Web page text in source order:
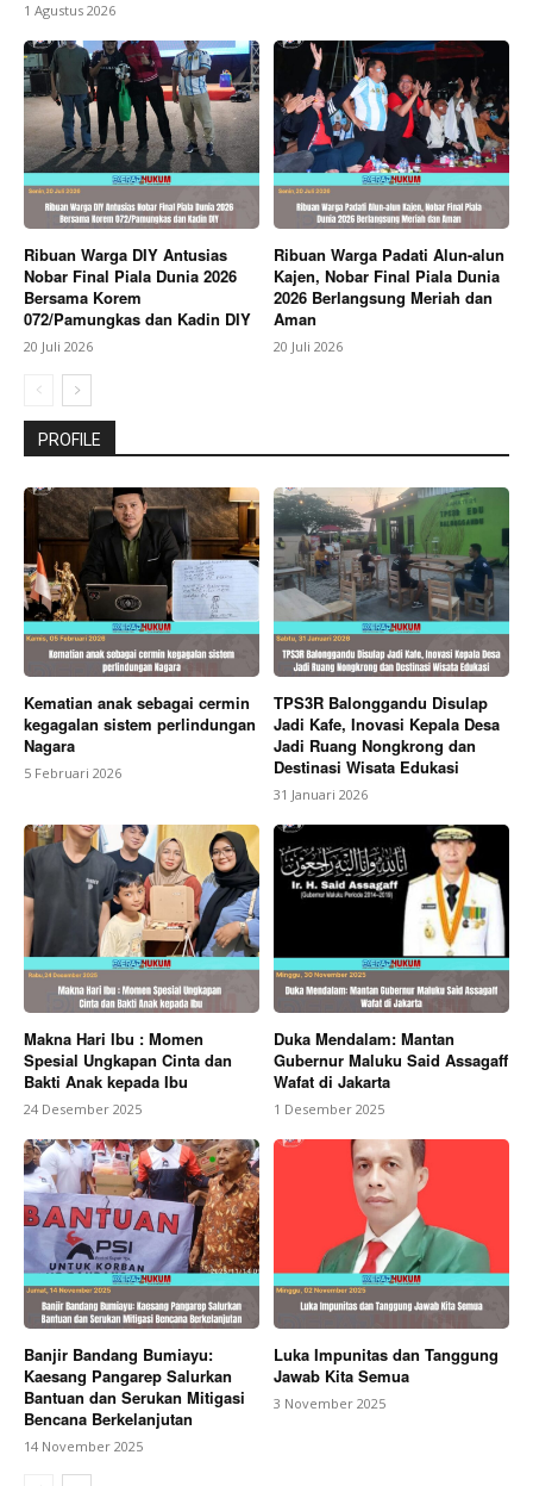
1 Agustus 2026
Ribuan Warga DIY Antusias
Nobar Final Piala Dunia 2026
Bersama Korem
072/Pamungkas dan Kadin DIY
20 Juli 2026
Ribuan Warga Padati Alun-alun
Kajen, Nobar Final Piala Dunia
2026 Berlangsung Meriah dan
Aman
20 Juli 2026
PROFILE
Kematian anak sebagai cermin
kegagalan sistem perlindungan
Nagara
5 Februari 2026
TPS3R Balonggandu Disulap
Jadi Kafe, Inovasi Kepala Desa
Jadi Ruang Nongkrong dan
Destinasi Wisata Edukasi
31 Januari 2026
Makna Hari Ibu : Momen
Spesial Ungkapan Cinta dan
Bakti Anak kepada Ibu
24 Desember 2025
Duka Mendalam: Mantan
Gubernur Maluku Said Assagaff
Wafat di Jakarta
1 Desember 2025
Banjir Bandang Bumiayu:
Kaesang Pangarep Salurkan
Bantuan dan Serukan Mitigasi
Bencana Berkelanjutan
14 November 2025
Luka Impunitas dan Tanggung
Jawab Kita Semua
3 November 2025